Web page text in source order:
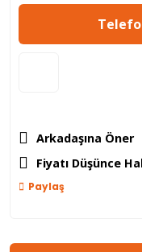
Arkadaşına Öner
Fiyatı Düşünce
Paylaş